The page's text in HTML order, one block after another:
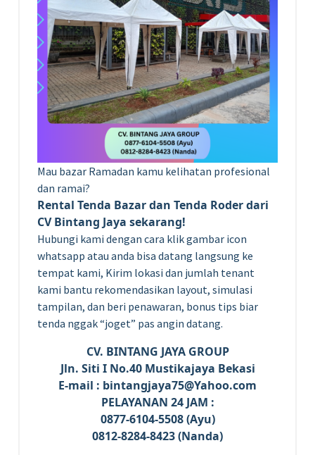
Mau bazar Ramadan kamu kelihatan profesional
dan ramai?
Rental Tenda Bazar dan Tenda Roder dari
CV Bintang Jaya sekarang!
Hubungi kami dengan cara klik gambar icon
whatsapp atau anda bisa datang langsung ke
tempat kami, Kirim lokasi dan jumlah tenant
kami bantu rekomendasikan layout, simulasi
tampilan, dan beri penawaran, bonus tips biar
tenda nggak “joget” pas angin datang.
CV. BINTANG JAYA GROUP
Jln. Siti I No.40 Mustikajaya Bekasi
E-mail : bintangjaya75@Yahoo.com
PELAYANAN 24 JAM :
0877-6104-5508 (Ayu)
0812-8284-8423 (Nanda)